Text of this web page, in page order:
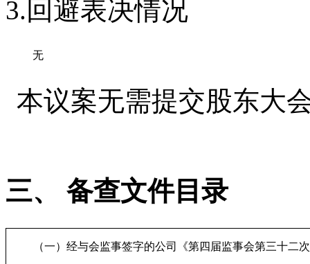
3.回避表决情况
无
本议案无需提交股东大
三、 备查文件目录
（一）经与会监事签字的公司《第四届监事会第三十二